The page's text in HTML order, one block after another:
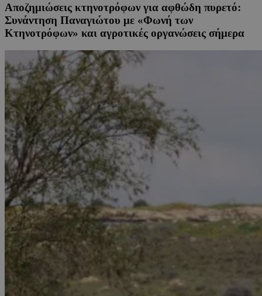
Αποζημιώσεις κτηνοτρόφων για αφθώδη πυρετό:
Συνάντηση Παναγιώτου με «Φωνή των
Κτηνοτρόφων» και αγροτικές οργανώσεις σήμερα